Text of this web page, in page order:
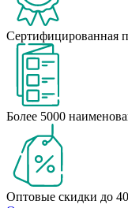
Сертифицированная
Более 5000
Оптовые скидки до